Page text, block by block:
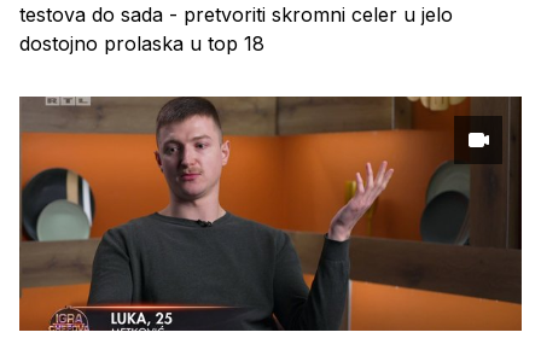
testova do sada - pretvoriti skromni celer u jelo
dostojno prolaska u top 18